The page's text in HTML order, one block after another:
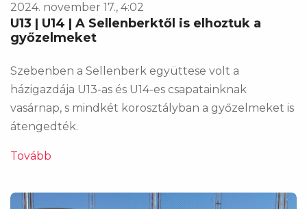
2024. november 17., 4:02
U13 | U14 | A Sellenberktől is elhoztuk a
győzelmeket
Szebenben a Sellenberk együttese volt a
házigazdája U13-as és U14-es csapatainknak
vasárnap, s mindkét korosztályban a győzelmeket is
átengedték.
Tovább